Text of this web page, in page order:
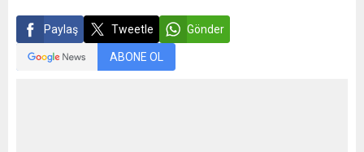
Paylaş Tweetle Gönder
ABONE OL